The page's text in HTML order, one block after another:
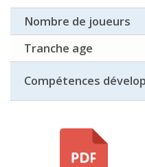
Nombre de joueurs
Tranche age
Compétences